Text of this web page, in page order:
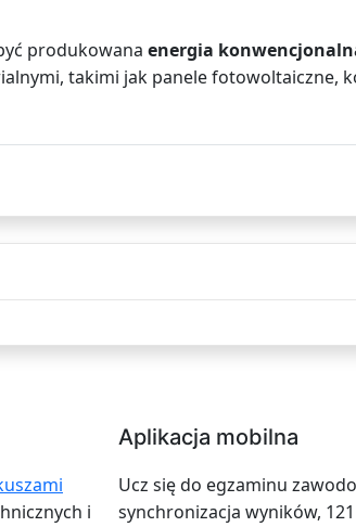
produkowana energia
takimi jak panele fotowoltaiczne,
i
Aplikacja mobilna
Ucz się do egzaminu
synchronizacja wyników, 121